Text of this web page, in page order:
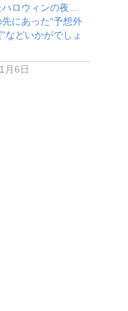
ロウィンの夜…
にあった“予想外
などいかがでしょ
月6日